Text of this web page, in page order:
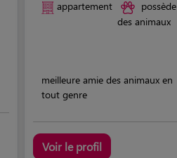
appartement
possède
des animaux
meilleure amie des animaux en
tout genre
Voir le profil